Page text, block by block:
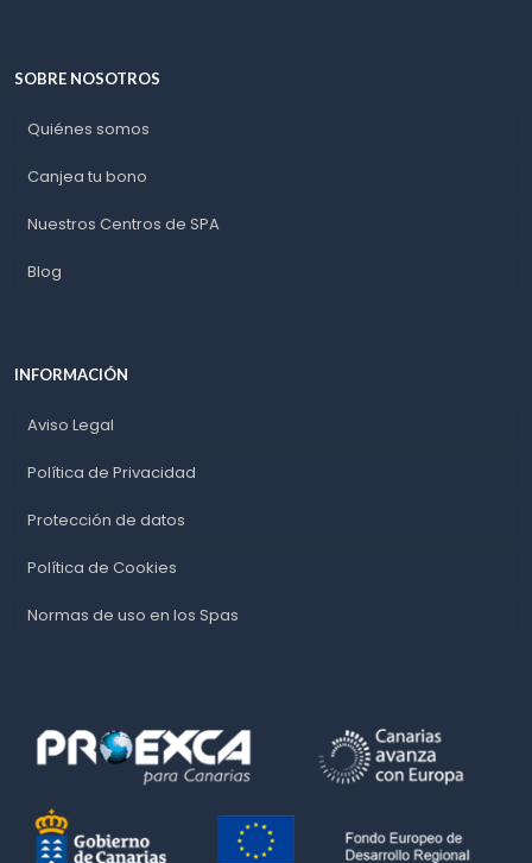
SOBRE NOSOTROS
Quiénes somos
Canjea tu bono
Nuestros Centros de SPA
Blog
INFORMACIÓN
Aviso Legal
Política de Privacidad
Protección de datos
Política de Cookies
Normas de uso en los Spas